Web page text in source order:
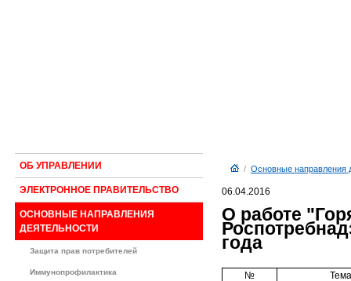
ОБ УПРАВЛЕНИИ
ЭЛЕКТРОННОЕ ПРАВИТЕЛЬСТВО
ОСНОВНЫЕ НАПРАВЛЕНИЯ
ДЕЯТЕЛЬНОСТИ
Защита прав потребителей
Иммунопрофилактика
/ Основные направления
06.04.2016
О работе
года
№